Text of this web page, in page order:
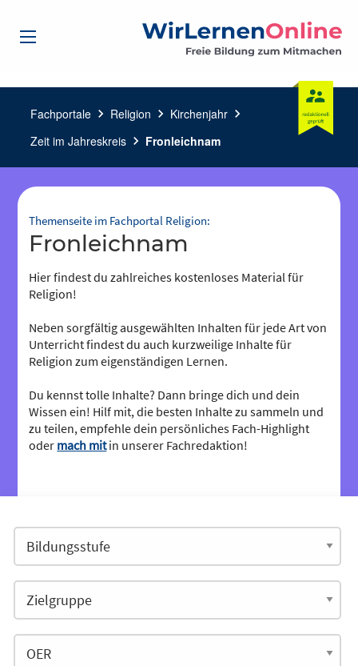
Fachportale chevron_right Religion chevron_right Kirchenjahr chevron_right
Zeit im Jahreskreis chevron_right Fronleichnam
Themenseite im Fachportal Religion:
Fronleichnam
Hier findest du zahlreiches kostenloses Material für
Religion!
Neben sorgfältig ausgewählten Inhalten für jede Art von
Unterricht findest du auch kurzweilige Inhalte für
Religion zum eigenständigen Lernen.
Du kennst tolle Inhalte? Dann bringe dich und dein
Wissen ein! Hilf mit, die besten Inhalte zu sammeln und
zu teilen, empfehle dein persönliches Fach-Highlight
oder mach mitin unserer Fachredaktion!